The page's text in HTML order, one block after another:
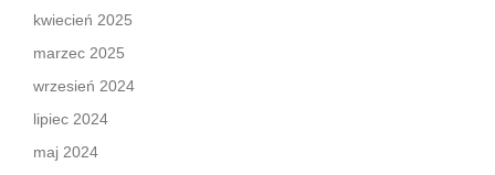
kwiecień 2025
marzec 2025
wrzesień 2024
lipiec 2024
maj 2024